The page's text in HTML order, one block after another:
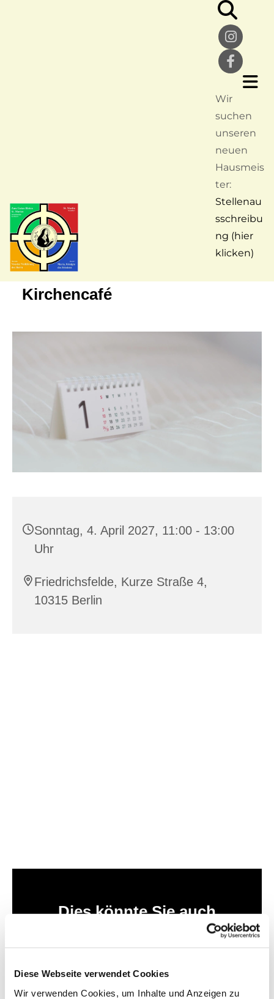
Diese Webseite verwendet Cookies
Wir verwenden Cookies, um Inhalte und Anzeigen zu
Wir
suchen
unseren
neuen
Hausmeis
ter:
Stellenau
sschreibu
ng (hier
klicken)
Kirchencafé
Sonntag, 4. April 2027, 11:00 - 13:00
Uhr
Friedrichsfelde, Kurze Straße 4,
10315 Berlin
Dies könnte Sie auch